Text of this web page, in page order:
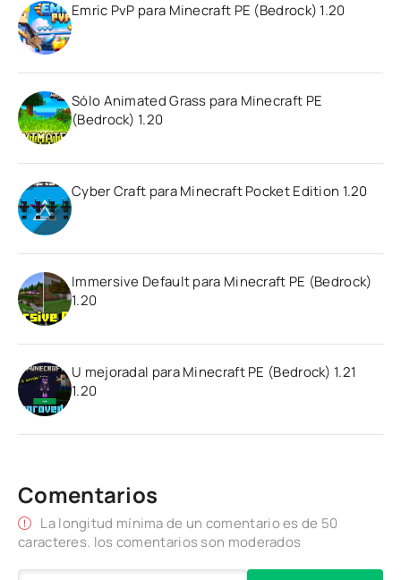
Emric PvP para Minecraft PE (Bedrock) 1.20
Sólo Animated Grass para Minecraft PE
(Bedrock) 1.20
Cyber Craft para Minecraft Pocket Edition 1.20
Immersive Default para Minecraft PE (Bedrock)
1.20
U mejoradaI para Minecraft PE (Bedrock) 1.21
1.20
Comentarios
La longitud mínima de un comentario es de 50
caracteres. los comentarios son moderados